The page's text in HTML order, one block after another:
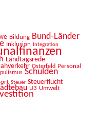
Bildung Bund-Länder
Inklusion Integration
Landtagsrede
Osterfeld Personal
Schulden
Steuer Steuerflucht
U3 Umwelt